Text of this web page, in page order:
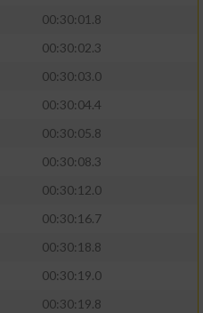
00:30:01.8
00:30:02.3
00:30:03.0
00:30:04.4
00:30:05.8
00:30:08.3
00:30:12.0
00:30:16.7
00:30:18.8
00:30:19.0
00:30:19.8